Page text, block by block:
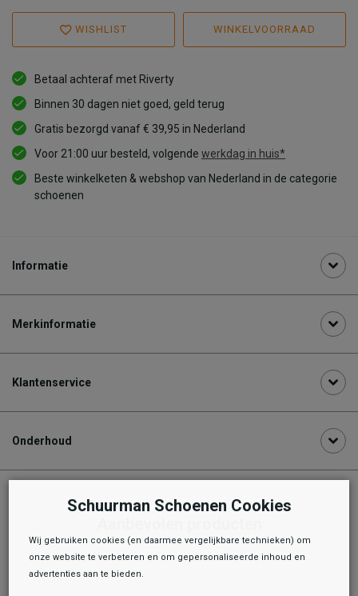
WISHLIST WINKELVOORRAAD
Betaal achteraf met Riverty
Binnen 30 dagen niet goed, geld terug
Gratis bezorgd vanaf € 39,95 in Nederland
Voor 21:00 uur besteld, volgende werkdag in huis*
Beste winkelketen & webshop van Nederland in de categorie
schoenen
Informatie
Merkinformatie
Klantenservice
Onderhoud
Schuurman Schoenen Cookies
Wij gebruiken cookies (en daarmee vergelijkbare technieken) om
onze website te verbeteren en om gepersonaliseerde inhoud en
advertenties aan te bieden.